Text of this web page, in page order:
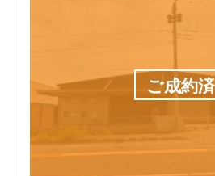
ご成約済